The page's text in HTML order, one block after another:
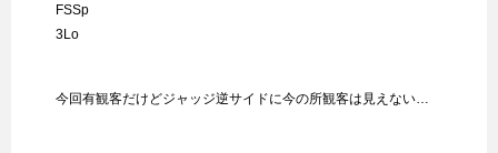
FSSp
3Lo
今回有観客だけどジャッジ逆サイドに今の所観客は見えない…